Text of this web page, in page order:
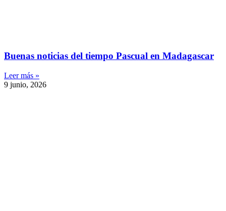
Buenas noticias del tiempo Pascual en Madagascar
Leer más »
9 junio, 2026